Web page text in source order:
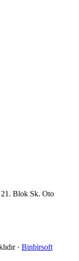
Blok Sk. Oto
· Binbirsoft